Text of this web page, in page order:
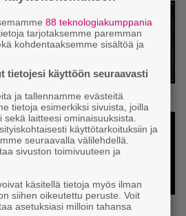
ei aina tiedä,
vai ei
jo
Battle
88 teknologiakumppania
tarjotaksemme paremman
kohdentaaksemme sisältöä ja
tietojesi käyttöön seuraavasti
ja tallennamme evästeitä
tietoja esimerkiksi sivuista, joilla
laitteesi ominaisuuksista.
käyttötarkoituksiin ja
seuraavalla välilehdellä.
sivuston toimivuuteen ja
käsitellä tietoja myös ilman
siihen oikeutettu peruste. Voit
asetuksiasi milloin tahansa